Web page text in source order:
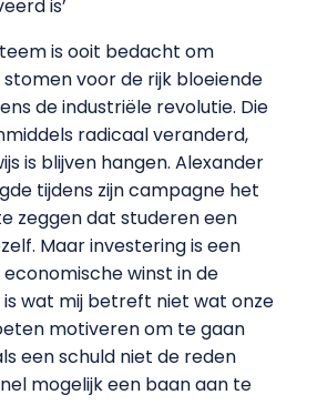
is’
is ooit bedacht om
voor de rijk bloeiende
de industriële revolutie. Die
radicaal veranderd,
is blijven hangen. Alexander
tijdens zijn campagne het
zeggen dat studeren een
Maar investering is een
winst in de
wat mij betreft niet wat onze
motiveren om te gaan
een schuld niet de reden
mogelijk een baan aan te